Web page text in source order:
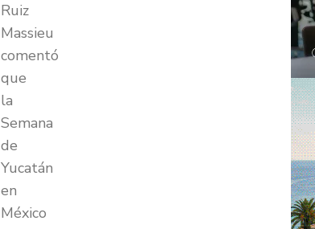
Ruiz
Massieu
comentó
que
la
Semana
de
Yucatán
en
México